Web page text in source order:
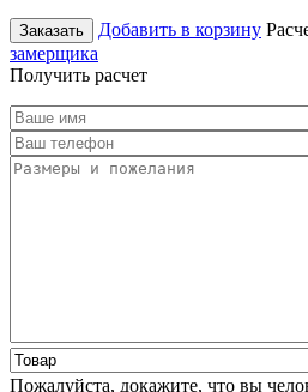
Заказать Добавить в корзину
замерщика
Получить расчет
Пожалуйста, докажите, что вы